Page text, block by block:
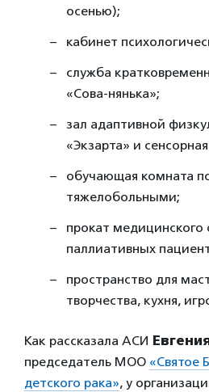
осенью);
кабинет
служба
«Сова-нянька»;
зал адаптивной
«Экзарта» и
обучающая комната
тяжелобольными;
прокат медицинского
паллиативных
пространство для
творчества, кухня,
Как рассказала АСИ
председатель МОО «Святое
детского рака», у